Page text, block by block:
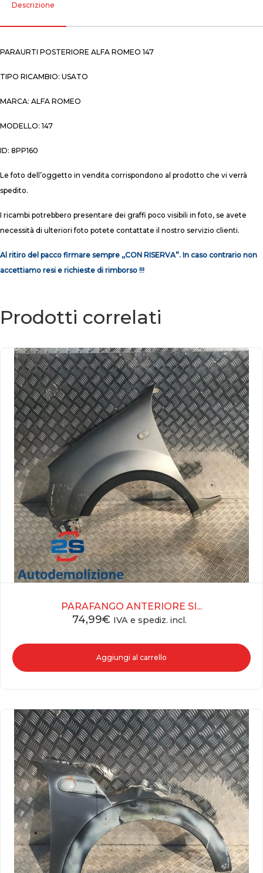
Descrizione
PARAURTI POSTERIORE ALFA ROMEO 147
TIPO RICAMBIO: USATO
MARCA: ALFA ROMEO
MODELLO: 147
ID: 8PP160
Le foto dell’oggetto in vendita corrispondono al prodotto che vi verrà
spedito.
I ricambi potrebbero presentare dei graffi poco visibili in foto, se avete
necessità di ulteriori foto potete contattate il nostro servizio clienti.
Al ritiro del pacco firmare sempre ,,CON RISERVA”. In caso contrario non
accettiamo resi e richieste di rimborso !!!
Prodotti correlati
PARAFANGO ANTERIORE SI...
74,99€ IVA e spediz. incl.
Aggiungi al carrello